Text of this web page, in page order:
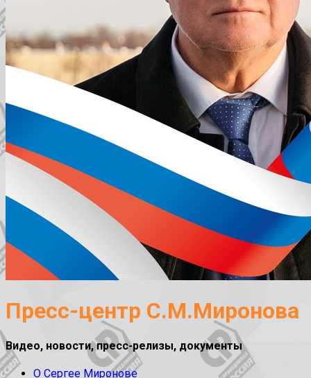
Пресс-центр С.М.Миронова
Видео, новости, пресс-релизы, документы
О Сергее Миронове